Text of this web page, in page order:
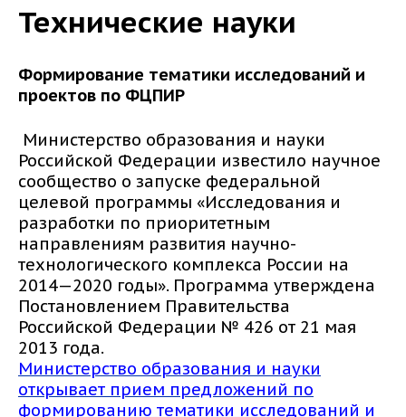
Технические науки
Формирование тематики исследований и
проектов по ФЦПИР
Министерство образования и науки
Российской Федерации известило научное
сообщество о запуске федеральной
целевой программы «Исследования и
разработки по приоритетным
направлениям развития научно-
технологического комплекса России на
2014—2020 годы». Программа утверждена
Постановлением Правительства
Российской Федерации № 426 от 21 мая
2013 года.
Министерство образования и науки
открывает прием предложений по
формированию тематики исследований и